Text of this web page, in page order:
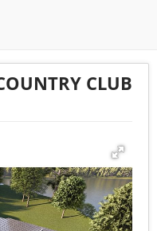
CLUB